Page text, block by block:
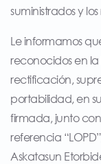
suministrados y
Le informamos
reconocidos en la
rectificación,
portabilidad, en
firmada, junto
referencia
Askatasun